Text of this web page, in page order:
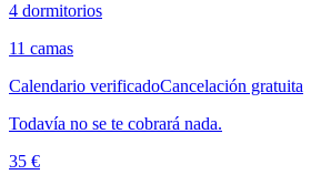
4 dormitorios
11 camas
Calendario verificadoCancelación gratuita
Todavía no se te cobrará nada.
35 €